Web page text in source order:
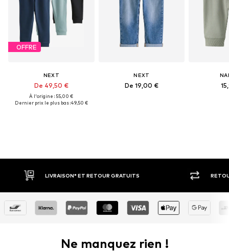
OFFRE
NEXT
De 49,50 €
À l'origine : 55,00 €
Dernier prix le plus bas :49,50 €
NEXT
De 19,00 €
GRATUITS RETOUR SOUS 30 JOURS
Ne manquez rien !